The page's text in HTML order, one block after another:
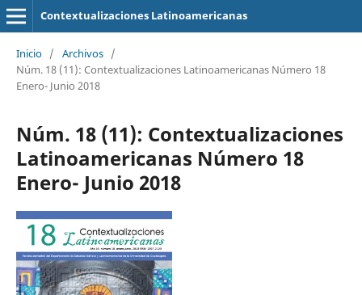
Contextualizaciones Latinoamericanas
Inicio / Archivos /
Núm. 18 (11): Contextualizaciones Latinoamericanas Número 18
Enero- Junio 2018
Núm. 18 (11): Contextualizaciones
Latinoamericanas Número 18
Enero- Junio 2018